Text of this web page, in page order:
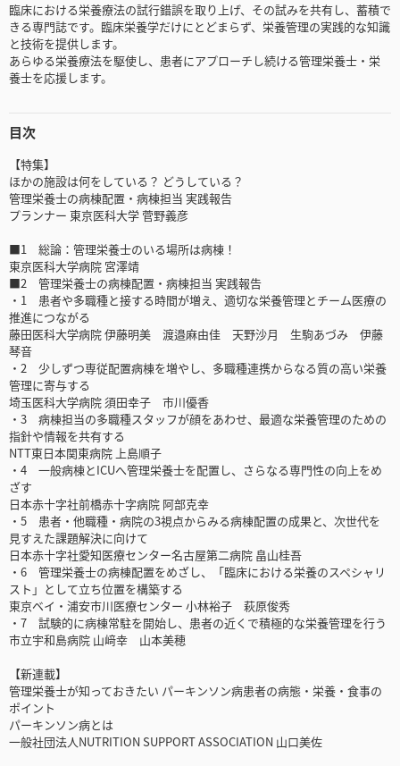
臨床における栄養療法の試行錯誤を取り上げ、その試みを共有し、蓄積で
きる専門誌です。臨床栄養学だけにとどまらず、栄養管理の実践的な知識
と技術を提供します。
あらゆる栄養療法を駆使し、患者にアプローチし続ける管理栄養士・栄
養士を応援します。
目次
【特集】
ほかの施設は何をしている？ どうしている？
管理栄養士の病棟配置・病棟担当 実践報告
プランナー 東京医科大学 菅野義彦
■1 総論：管理栄養士のいる場所は病棟！
東京医科大学病院 宮澤靖
■2 管理栄養士の病棟配置・病棟担当 実践報告
・1 患者や多職種と接する時間が増え、適切な栄養管理とチーム医療の
推進につながる
藤田医科大学病院 伊藤明美 渡邉麻由佳 天野沙月 生駒あづみ 伊藤
琴音
・2 少しずつ専従配置病棟を増やし、多職種連携からなる質の高い栄養
管理に寄与する
埼玉医科大学病院 須田幸子 市川優香
・3 病棟担当の多職種スタッフが顔をあわせ、最適な栄養管理のための
指針や情報を共有する
NTT東日本関東病院 上島順子
・4 一般病棟とICUへ管理栄養士を配置し、さらなる専門性の向上をめ
ざす
日本赤十字社前橋赤十字病院 阿部克幸
・5 患者・他職種・病院の3視点からみる病棟配置の成果と、次世代を
見すえた課題解決に向けて
日本赤十字社愛知医療センター名古屋第二病院 畠山桂吾
・6 管理栄養士の病棟配置をめざし、「臨床における栄養のスペシャリ
スト」として立ち位置を構築する
東京ベイ・浦安市川医療センター 小林裕子 萩原俊秀
・7 試験的に病棟常駐を開始し、患者の近くで積極的な栄養管理を行う
市立宇和島病院 山﨑幸 山本美穂
【新連載】
管理栄養士が知っておきたい パーキンソン病患者の病態・栄養・食事の
ポイント
パーキンソン病とは
一般社団法人NUTRITION SUPPORT ASSOCIATION 山口美佐